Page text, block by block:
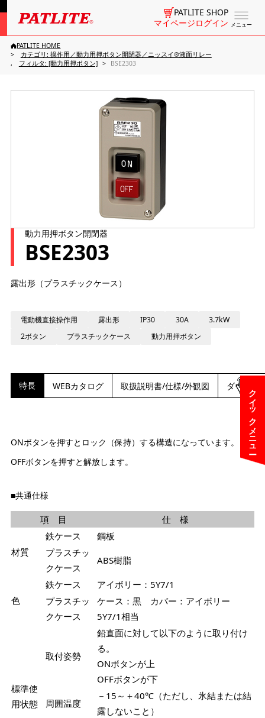
メニュー
PATLITE SHOP
マイページログイン
クイックメニュー
PATLITE HOME
カテゴリ: 操作用／動力用押ボタン開閉器／ニッスイ®液面リレー
フィルタ: [動力用押ボタン]
BSE2303
動力用押ボタン開閉器
BSE2303
露出形（プラスチックケース）
電動機直接操作用 露出形 IP30 30A
3.7kW
2ボタン
プラスチックケース 動力用押ボタン
特長 WEBカタログ 取扱説明書/仕様/外観図 ダウンロ
ONボタンを押すとロック（保持）する構造になっています。
OFFボタンを押すと解放します。
■共通仕様
項 目 仕 様
材質
鉄ケース
鋼板
プラスチッ
クケース
ABS樹脂
色
鉄ケース
アイボリー：5Y7/1
プラスチッ
クケース
ケース：黒 カバー：アイボリー
5Y7/1相当
標準使
用状態
取付姿勢
鉛直面に対して以下のように取り付け
る。
ONボタンが上
OFFボタンが下
周囲温度
－15～＋40℃（ただし、氷結または結
露しないこと）